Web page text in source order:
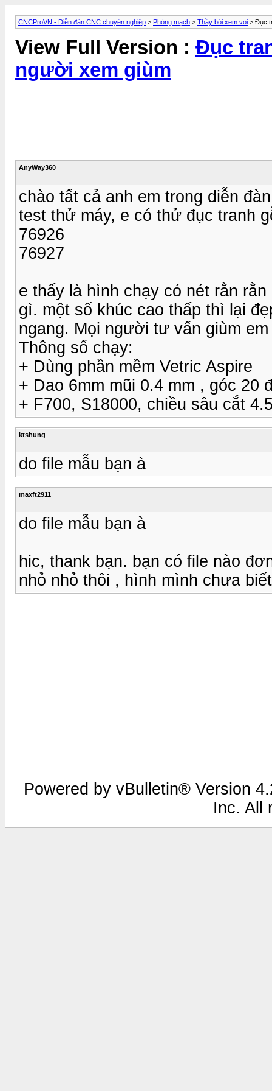
CNCProVN - Diễn đàn CNC chuyên nghiệp > Phòng mạch > Thầy bói xem voi > Đục
View Full Version : Đục
người xem giùm
AnyWay360
chào tất cả anh em trong diễn
test thử máy, e có thử đục tranh
76926
76927
e thấy là hình chạy có nét rằn
gì. một số khúc cao thấp thì lại
ngang. Mọi người tư vấn giùm
Thông số chạy:
+ Dùng phần mềm Vetric Aspire
+ Dao 6mm mũi 0.4 mm , góc 20
+ F700, S18000, chiều sâu cắt
ktshung
do file mẫu bạn à
maxft2911
do file mẫu bạn à
hic, thank bạn. bạn có file nào
nhỏ nhỏ thôi , hình mình chưa
Powered by vBulletin® Version
Inc. All